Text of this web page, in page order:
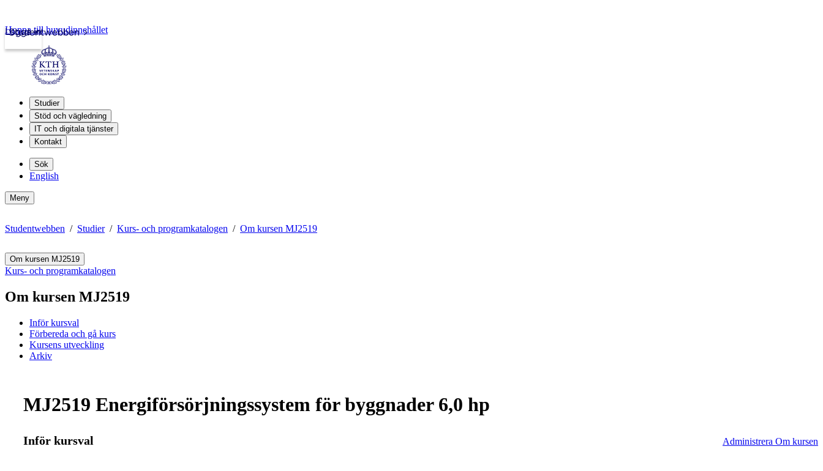
Studentwebben
Logga in
Hoppa till huvudinnehållet
Studier
Stöd och vägledning
IT och digitala tjänster
Kontakt
Sök
English
Meny
Studentwebben Studier Kurs- och programkatalogen Om kursen MJ2519
Om kursen MJ2519
Kurs- och programkatalogen
Om kursen MJ2519
Inför kursval
Förbereda och gå kurs
Kursens utveckling
Arkiv
MJ2519 Energiförsörjningssystem för byggnader 6,0 hp
Inför kursval Administrera Om kursen